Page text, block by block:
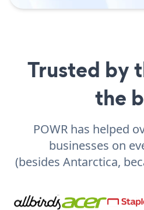
Trusted by
the
POWR has helped
businesses on
(besides Antarctica,